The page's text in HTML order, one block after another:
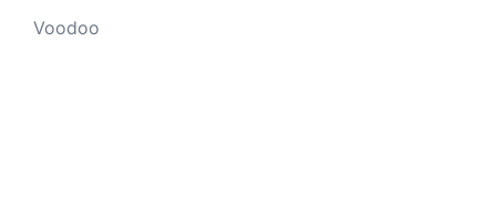
Voodoo